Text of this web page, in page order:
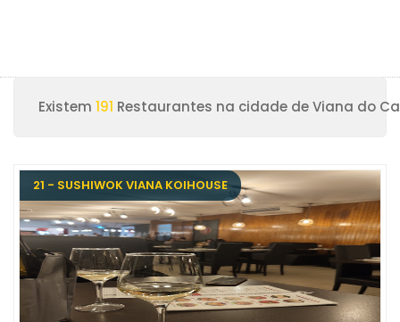
Existem 191 Restaurantes na cidade de Viana do
21 - SUSHIWOK VIANA KOIHOUSE